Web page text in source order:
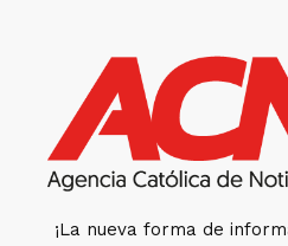
¡La nueva forma de